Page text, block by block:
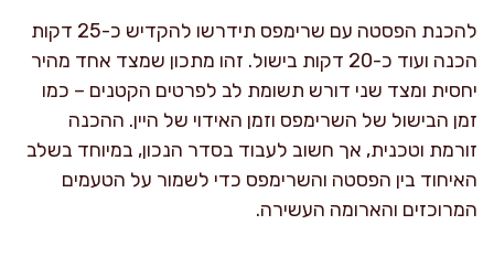
להכנת הפסטה עם שרימפס תידרשו להקדיש כ-25 דקות
הכנה ועוד כ-20 דקות בישול. זהו מתכון שמצד אחד מהיר
יחסית ומצד שני דורש תשומת לב לפרטים הקטנים – כמו
זמן הבישול של השרימפס וזמן האידוי של היין. ההכנה
זורמת וטכנית, אך חשוב לעבוד בסדר הנכון, במיוחד בשלב
האיחוד בין הפסטה והשרימפס כדי לשמור על הטעמים
המרוכזים והארומה העשירה.